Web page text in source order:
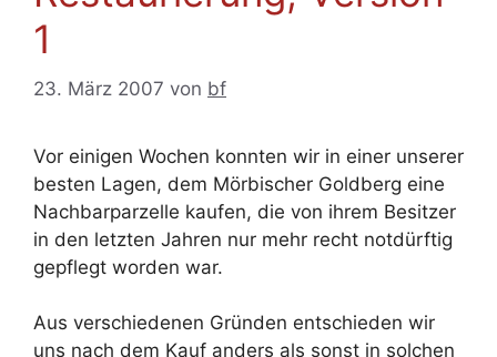
1
23. März 2007 von bf
Vor einigen Wochen konnten wir in einer unserer
besten Lagen, dem Mörbischer Goldberg eine
Nachbarparzelle kaufen, die von ihrem Besitzer
in den letzten Jahren nur mehr recht notdürftig
gepflegt worden war.
Aus verschiedenen Gründen entschieden wir
uns nach dem Kauf anders als sonst in solchen